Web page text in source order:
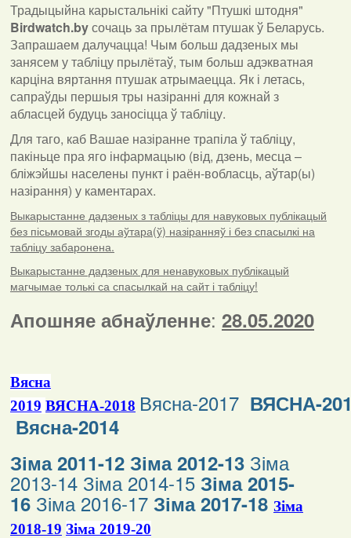
Традыцыйна карыстальнікі сайту "Птушкі штодня"
Birdwatch.byсочаць за прылётам птушак ў Беларусь.
Запрашаем далучацца! Чым больш дадзеных мы
занясем у табліцу прылётаў, тым больш адэкватная
карціна вяртання птушак атрымаецца. Як і летась,
сапраўды першыя тры назіранні для кожнай з
абласцей будуць заносіцца ў табліцу.
Для таго, каб Вашае назіранне трапіла ў табліцу,
пакіньце пра яго інфармацыю (від, дзень, месца –
бліжэйшы населены пункт і раён-вобласць, аўтар(ы)
назірання) у каментарах.
Выкарыстанне дадзеных з табліцы для навуковых публікацый
без пісьмовай згоды аўтара(ў) назіранняў і без спасылкі на
табліцу забаронена.
Выкарыстанне дадзеных для ненавуковых публікацый
магчымае толькі са спасылкай на сайт і табліцу!
Апошняе абнаўленне: 28.05.2020
Вясна
2019 ВЯСНА-2018 Вясна-2017 ВЯСНА-
Вясна-2014
Зіма 2011-12 Зіма 2012-13 Зіма
2013-14 Зіма 2014-15 Зіма 2015-
16 Зіма 2016-17 Зіма 2017-18 Зіма
2018-19 Зіма 2019-20